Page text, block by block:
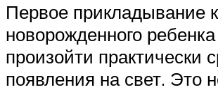
Первое прикладывание
новорожденного
произойти практически
появления на свет. Это